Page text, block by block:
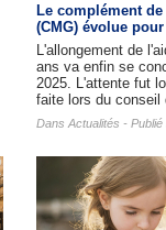
Le complément
(CMG) évolue
L'allongement de
ans va enfin se
2025. L'attente fut
faite lors du conseil
Dans Actualités - Publié